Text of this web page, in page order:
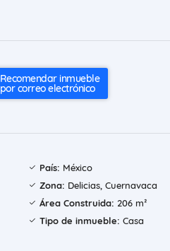
Recomendar inmueble
por correo electrónico
País: México
Zona: Delicias, Cuernavaca
Área Construida: 206 m²
Tipo de inmueble: Casa